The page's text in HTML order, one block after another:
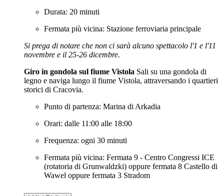
Durata: 20 minuti
Fermata più vicina: Stazione ferroviaria principale
Si prega di notare che non ci sarà alcuno spettacolo l'1 e l'11
novembre e il 25-26 dicembre.
Giro in gondola sul fiume Vistola Sali su una gondola di
legno e naviga lungo il fiume Vistola, attraversando i quartieri
storici di Cracovia.
Punto di partenza: Marina di Arkadia
Orari: dalle 11:00 alle 18:00
Frequenza: ogni 30 minuti
Fermata più vicina: Fermata 9 - Centro Congressi ICE
(rotatoria di Grunwaldzki) oppure fermata 8 Castello di
Wawel oppure fermata 3 Stradom